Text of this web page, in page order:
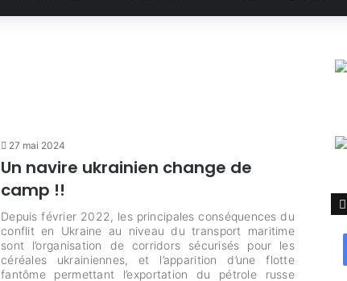
27 mai 2024
Un navire ukrainien change de
camp !!
Depuis février 2022, les principales conséquences du
conflit en Ukraine au niveau du transport maritime
sont l’organisation de corridors sécurisés pour les
céréales ukrainiennes, et l’apparition d’une flotte
fantôme permettant l’exportation du pétrole russe